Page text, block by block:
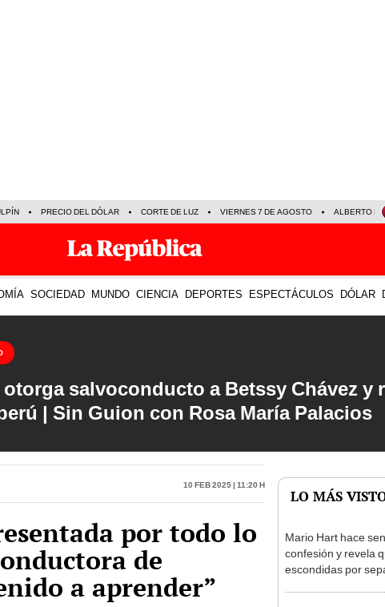
PRECIO DEL DÓLAR CORTE DE LUZ VIERNES 7 DE AGOSTO ALBERTO
SOCIEDAD MUNDO CIENCIA DEPORTES ESPECTÁCULOS DÓLAR
salvoconducto a Betssy Chávez y
| Sin Guion con Rosa María Palacios
10 Feb 2025 | 11:20 h
por todo lo
de
a aprender”
LO MÁS
Mario Hart hace
confesión y revela
escondidas por